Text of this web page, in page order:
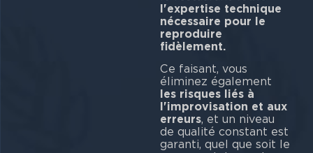
l'expertise technique
nécessaire pour le
reproduire
Ce faisant, vous
éliminez également
les risques liés à
l'improvisation et aux
erreurs, et un niveau
de qualité constant est
garanti, quel que soit le